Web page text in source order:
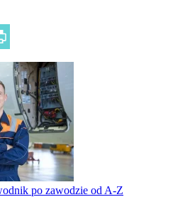
po zawodzie od A-Z